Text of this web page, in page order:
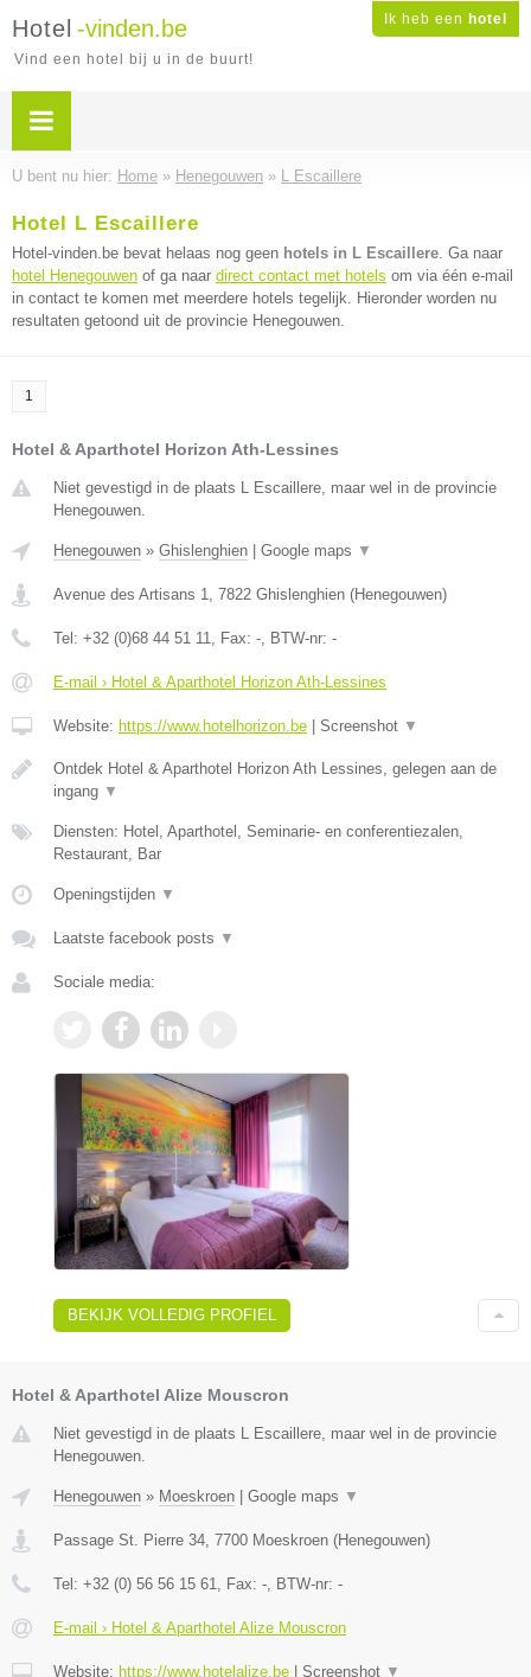
Ik heb een hotel
Hotel -vinden.be
Vind een hotel bij u in de buurt!
U bent nu hier: Home » Henegouwen » L Escaillere
Hotel L Escaillere
Hotel-vinden.be bevat helaas nog geen hotels in L Escaillere. Ga naar
hotel Henegouwen of ga naar direct contact met hotels om via één e-mail
in contact te komen met meerdere hotels tegelijk. Hieronder worden nu
resultaten getoond uit de provincie Henegouwen.
1
Hotel & Aparthotel Horizon Ath-Lessines
Niet gevestigd in de plaats L Escaillere, maar wel in de provincie
Henegouwen.
Henegouwen » Ghislenghien Google maps ▼
Avenue des Artisans 1, 7822 Ghislenghien (Henegouwen)
Tel: +32 (0)68 44 51 11, Fax: -, BTW-nr: -
E-mail › Hotel & Aparthotel Horizon Ath-Lessines
Website: https://www.hotelhorizon.be Screenshot ▼
Ontdek Hotel & Aparthotel Horizon Ath Lessines, gelegen aan de
ingang ▼
Diensten: Hotel, Aparthotel, Seminarie- en conferentiezalen,
Restaurant, Bar
Openingstijden ▼
Laatste facebook posts ▼
Sociale media:
BEKIJK VOLLEDIG PROFIEL
Hotel & Aparthotel Alize Mouscron
Niet gevestigd in de plaats L Escaillere, maar wel in de provincie
Henegouwen.
Henegouwen » Moeskroen | Google maps ▼
Passage St. Pierre 34 7700 Moeskroen (Henegouwen)
Tel: +32 (0) 56 56 15 61 , Fax: - , BTW-nr: -
E-mail › Hotel & Aparthotel Alize Mouscron
Website: https://www.hotelalize.be | Screenshot ▼